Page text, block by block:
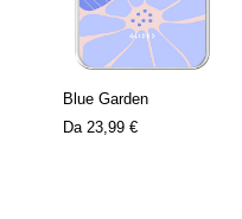
Blue Garden
Da 23,99 €